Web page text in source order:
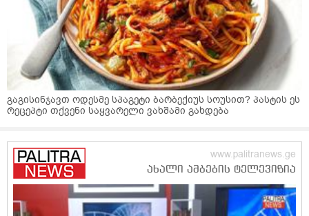
გაგისინჯავთ ოდესმე სპაგეტი ბარბექიუს სოუსით? პასტის ეს
რეცეპტი თქვენი საყვარელი ვახშამი გახდება